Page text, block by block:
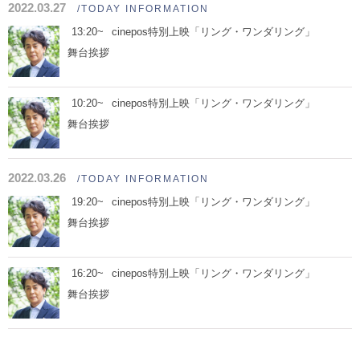
2022.03.27 /TODAY INFORMATION
13:20~
cinepos特別上映「リング・ワンダリング」
舞台挨拶
10:20~
cinepos特別上映「リング・ワンダリング」
舞台挨拶
2022.03.26 /TODAY INFORMATION
19:20~
cinepos特別上映「リング・ワンダリング」
舞台挨拶
16:20~
cinepos特別上映「リング・ワンダリング」
舞台挨拶